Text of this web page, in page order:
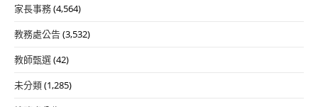
家長事務(4,564)
教務處公告(3,532)
教師甄選(42)
未分類(1,285)